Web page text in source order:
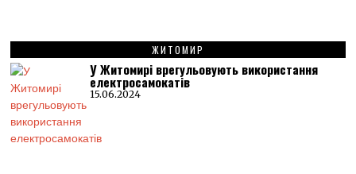
ЖИТОМИР
У Житомирі врегульовують використання
електросамокатів
15.06.2024